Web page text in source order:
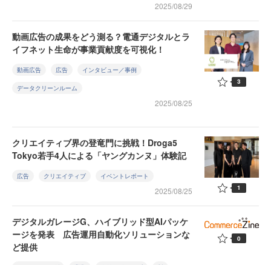
2025/08/29
動画広告の成果をどう測る？電通デジタルとラ
イフネット生命が事業貢献度を可視化！
動画広告 広告 インタビュー／事例
データクリーンルーム
2025/08/25
3
クリエイティブ界の登竜門に挑戦！Droga5
Tokyo若手4人による「ヤングカンヌ」体験記
広告 クリエイティブ イベントレポート
2025/08/25 1
デジタルガレージG、ハイブリッド型AIパッケ
ージを発表 広告運用自動化ソリューションな
ど提供
0